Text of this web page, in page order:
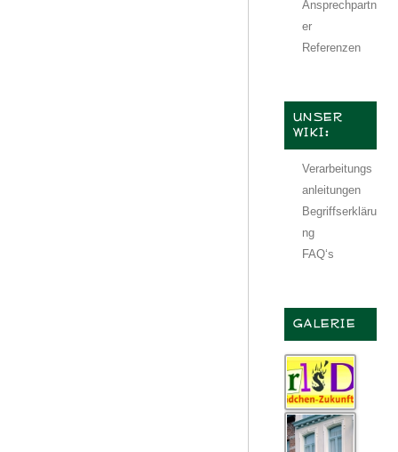
Ansprechpartn
er
Referenzen
UNSER
WIKI:
Verarbeitungs
anleitungen
Begriffserkläru
ng
FAQ‘s
GALERIE